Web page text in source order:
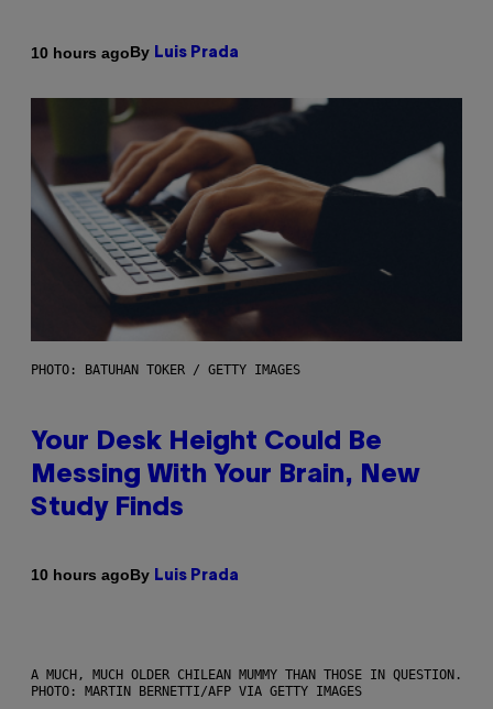
10 hours agoBy Luis Prada
PHOTO: BATUHAN TOKER / GETTY IMAGES
Your Desk Height Could Be
Messing With Your Brain, New
Study Finds
10 hours agoBy Luis Prada
A MUCH, MUCH OLDER CHILEAN MUMMY THAN THOSE IN QUESTION.
PHOTO: MARTIN BERNETTI/AFP VIA GETTY IMAGES